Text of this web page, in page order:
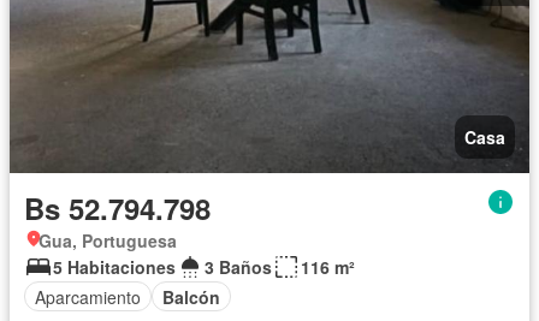
Casa
Bs 52.794.798
Gua, Portuguesa
5 Habitaciones
3 Baños
116 m²
Aparcamiento
Balcón